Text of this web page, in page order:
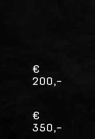
€
200,-
€
350,-